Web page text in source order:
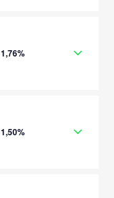
1,76%
1,50%